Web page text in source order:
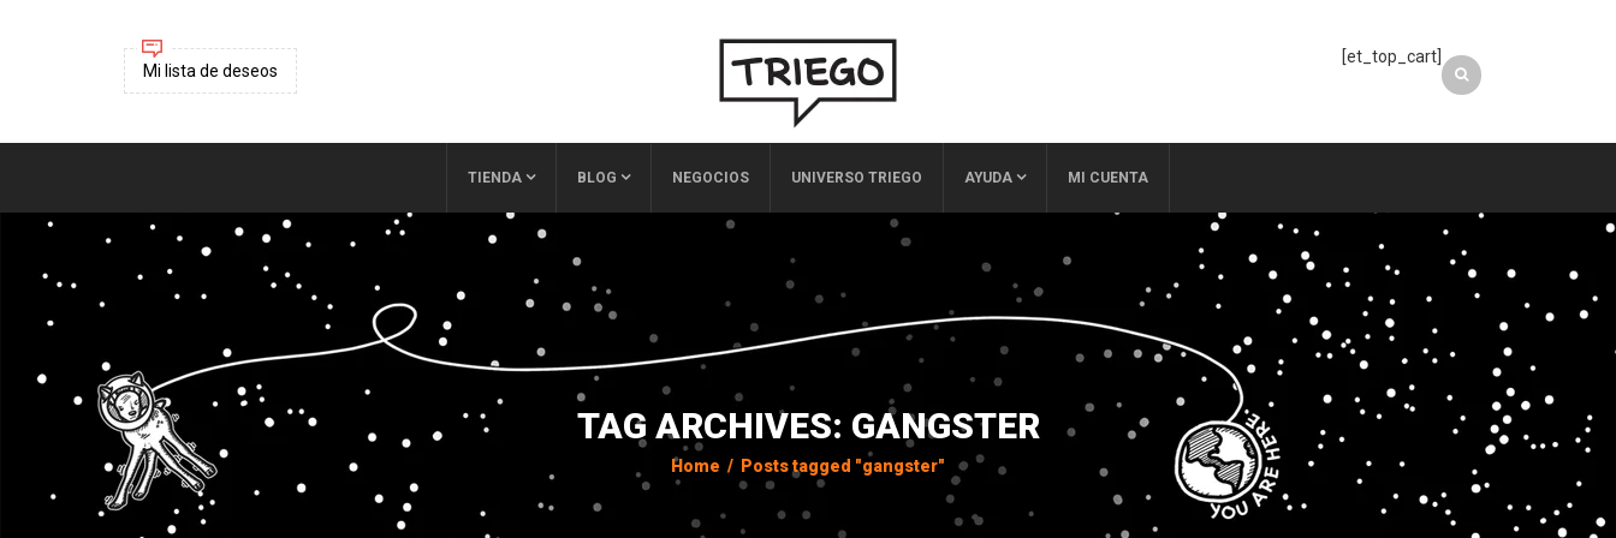
Mi lista de deseos
[et_top_cart]
TIENDA BLOG NEGOCIOS UNIVERSO TRIEGO AYUDA MI CUENTA
TAG ARCHIVES: GANGSTER
Home / Posts tagged "gangster"